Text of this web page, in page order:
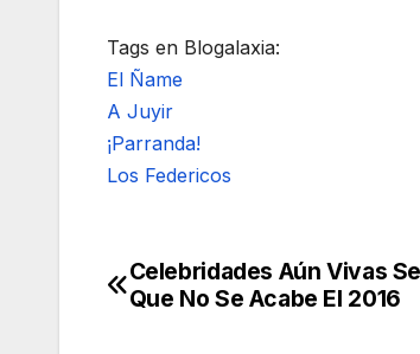
Tags en Blogalaxia:
El Ñame
A Juyir
¡Parranda!
Los Federicos
Navegación
Celebridades Aún Vivas
Que No Se Acabe El 2016